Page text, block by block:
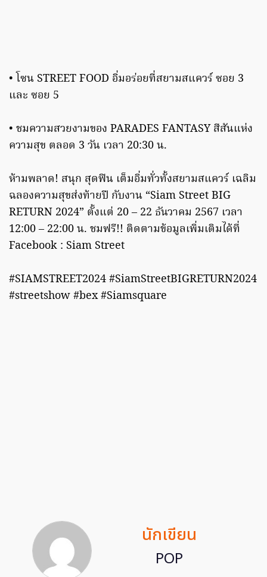
• โซน STREET FOOD อิ่มอร่อยที่สยามสแควร์ ซอย 3
และ ซอย 5
• ชมความสวยงามของ PARADES FANTASY สีสันแห่ง
ความสุข ตลอด 3 วัน เวลา 20:30 น.
ห้ามพลาด! สนุก สุดฟิน เต็มอิ่มทั่วทั้งสยามสแควร์ เฉลิม
ฉลองความสุขส่งท้ายปี กับงาน “Siam Street BIG
RETURN 2024” ตั้งแต่ 20 – 22 ธันวาคม 2567 เวลา
12:00 – 22:00 น. ชมฟรี!! ติดตามข้อมูลเพิ่มเติมได้ที่
Facebook : Siam Street
#SIAMSTREET2024 #SiamStreetBIGRETURN2024
#streetshow #bex #Siamsquare
นักเขียน
POP